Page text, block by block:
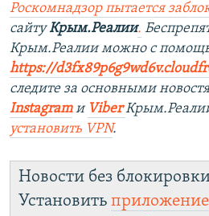
Роскомнадзор пытается
сайтуКрым.Реалии.
Крым.Реалии можно с
https://
следите за основными
Instagram и Viber
установить VPN.
Новости без
Установить приложение